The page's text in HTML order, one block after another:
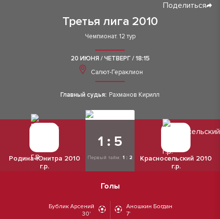
Третья лига 2010
Поделиться
Чемпионат. 12 тур
20 ИЮНЯ / ЧЕТВЕРГ / 18:15
Салют-Гераклион
Главный судья: Рахманов Кирилл
Родина-Юнитра 2010
г.р.
1 : 5
Первый тайм: 1 : 2
Красносельский 2010
г.р.
Голы
Бублик Арсений
30'
Аношкин Богдан
7'